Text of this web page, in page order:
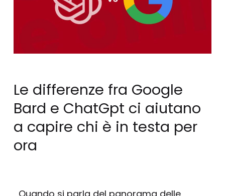
Le differenze fra Google
Bard e ChatGpt ci aiutano
a capire chi è in testa per
ora